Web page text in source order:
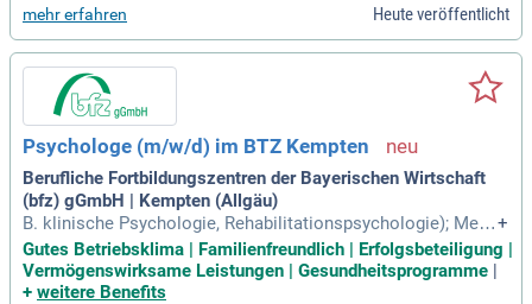
dlungsplänen in enger Abstimmung
mehr erfahren Heute veröffentlicht
Psychologe (m/w/d) im BTZ Kempten
Berufliche Fortbildungszentren der Bayerischen Wirtschaft
(bfz) gGmbH | Kempten (Allgäu)
B. klinische Psychologie, Rehabilitationspsychologie); Mehr
jährige Berufserfahrung im Bereich berufliche oder/und med
izinischen Rehabilitation, speziell mit psychisch bzw. neurol
ogisch beeinträchtigten Menschen sollte vorhanden sein; W
+
Gutes Betriebsklima | Familienfreundlich | Erfolgsbeteiligung |
Vermögenswirksame Leistungen | Gesundheitsprogramme |
+ weitere Benefits